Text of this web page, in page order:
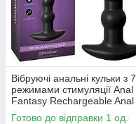
Вібруючі анальні кульки з 7
режимами стимуляції Anal
Fantasy Rechargeable Anal
Beads
Готово до відправки 1 од.